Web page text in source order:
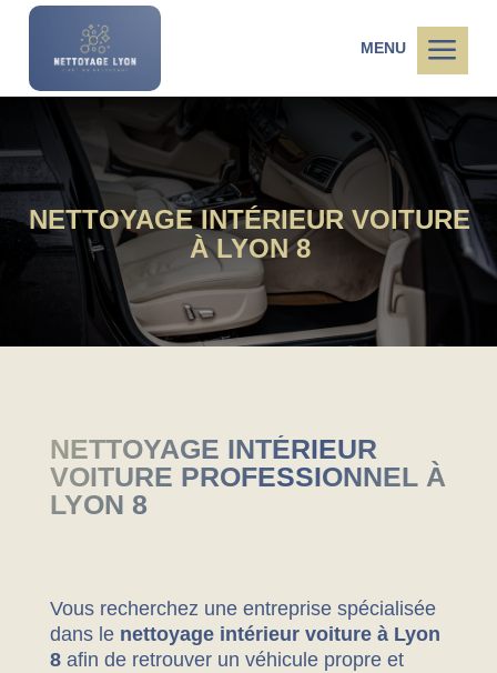
MENU a
NETTOYAGE INTÉRIEUR VOITURE
À LYON 8
NETTOYAGE INTÉRIEUR
VOITURE PROFESSIONNEL À
LYON 8
Vous recherchez une entreprise spécialisée
dans le nettoyage intérieur voiture à Lyon
8afin de retrouver un véhicule propre et